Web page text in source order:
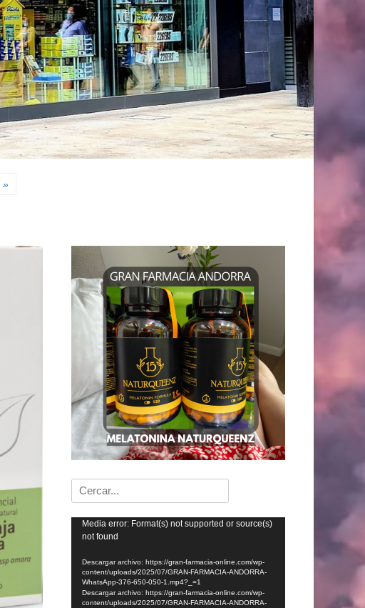
»
Buscar:
Reproductor
Media error: Format(s) not supported or source(s)
not found
Descargar archivo: https://gran-farmacia-online.com/wp-
content/uploads/2025/07/GRAN-FARMACIA-ANDORRA-
WhatsApp-376-650-050-1.mp4?_=1
Descargar archivo: https://gran-farmacia-online.com/wp-
content/uploads/2025/07/GRAN-FARMACIA-ANDORRA-